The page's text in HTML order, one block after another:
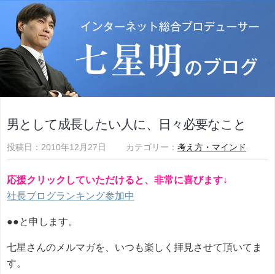
男として成長したい人に、日々必要なこと
投稿日：2010年12月27日 カテゴリー： 考え方・マインド
応援クリックしていただけると、非常に喜びます↓
社長ブログランキング参加中
●●と申します。
七星さんのメルマガを、いつも楽しく拝見させて頂いてま
す。